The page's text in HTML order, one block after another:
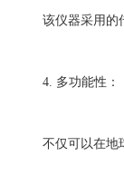
该仪器采用的传
4. 多功能性：
不仅可以在地球